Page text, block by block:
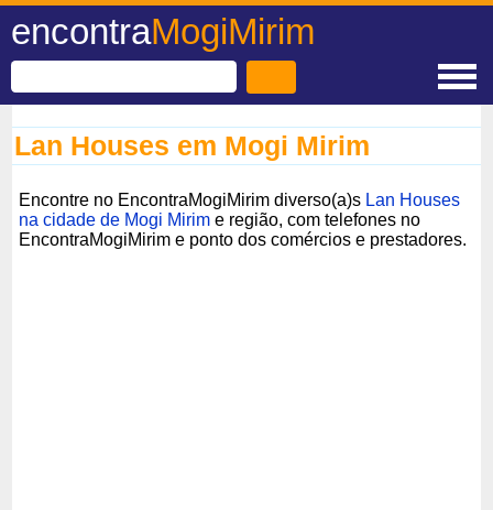
encontraMogiMirim
Lan Houses em Mogi Mirim
Encontre no EncontraMogiMirim diverso(a)s Lan Houses
na cidade de Mogi Mirim e região, com telefones no
EncontraMogiMirim e ponto dos comércios e prestadores.